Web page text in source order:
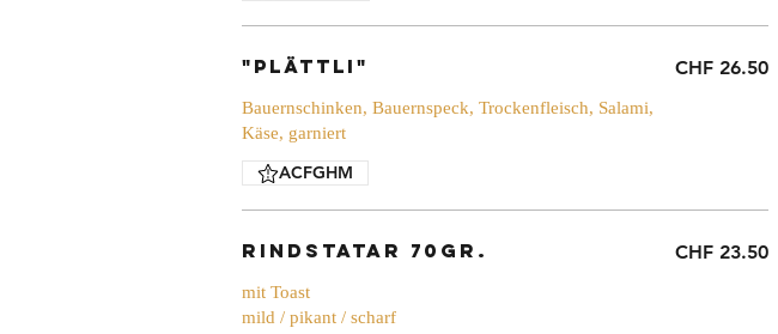
"Plättli"
Bauernschinken, Bauernspeck, Trockenfleisch, Salami,
Käse, garniert
CHF 26.50
ACFGHM
Rindstatar 70gr.
mit Toast
mild / pikant / scharf
CHF 23.50